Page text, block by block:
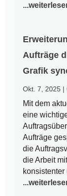
Aufträge
Grafik
Okt. 7, 2025 |
Mit dem
eine
Aufträge
die
die Arbeit
konsistenter